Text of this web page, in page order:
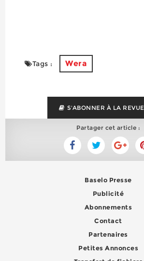
Tags : Wera
S'ABONNER À LA REVUE
Partager cet article :
Baselo Presse
Publicité
Abonnements
Contact
Partenaires
Petites Annonces